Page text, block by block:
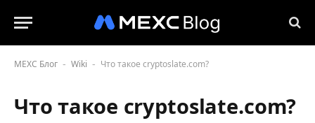
MEXC Блог - Wiki - Что такое cryptoslate.com?
Что такое cryptoslate.com?